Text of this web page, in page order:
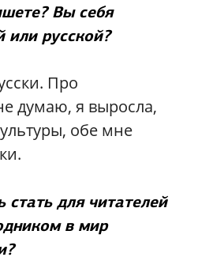
Вы себя
или русской?
Про
думаю, я выросла,
обе мне
стать для читателей
в мир